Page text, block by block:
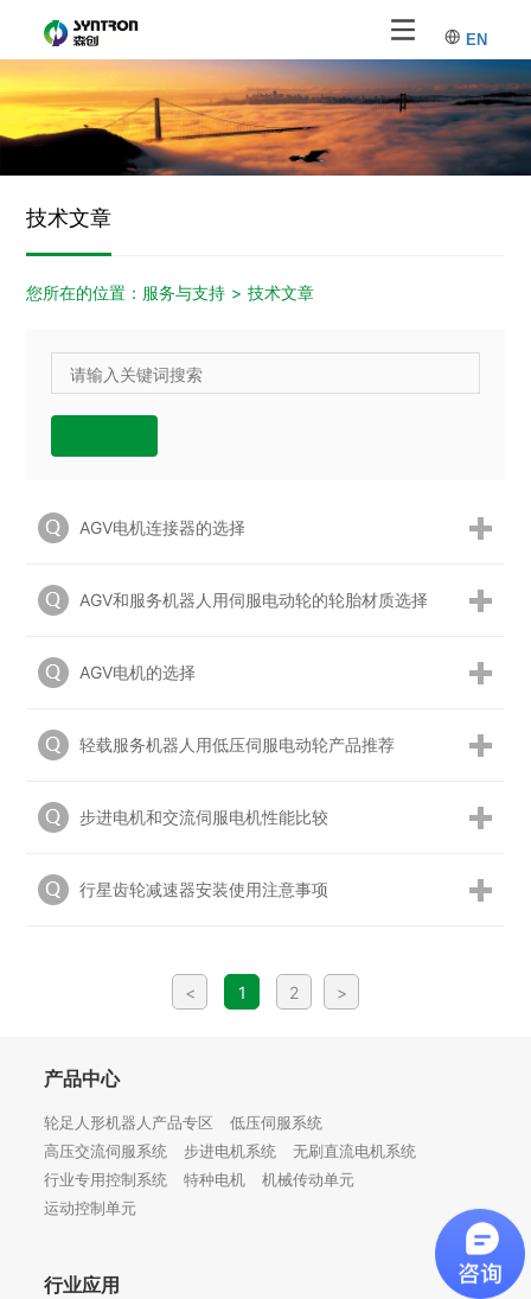
EN
技术文章
您所在的位置： 服务与支持 > 技术文章
AGV电机连接器的选择
AGV和服务机器人用伺服电动轮的轮胎材质选择
AGV电机的选择
轻载服务机器人用低压伺服电动轮产品推荐
步进电机和交流伺服电机性能比较
行星齿轮减速器安装使用注意事项
< 1 2 >
产品中心
轮足人形机器人产品专区
低压伺服系统
高压交流伺服系统
步进电机系统
无刷直流电机系统
行业专用控制系统
特种电机
机械传动单元
运动控制单元
行业应用